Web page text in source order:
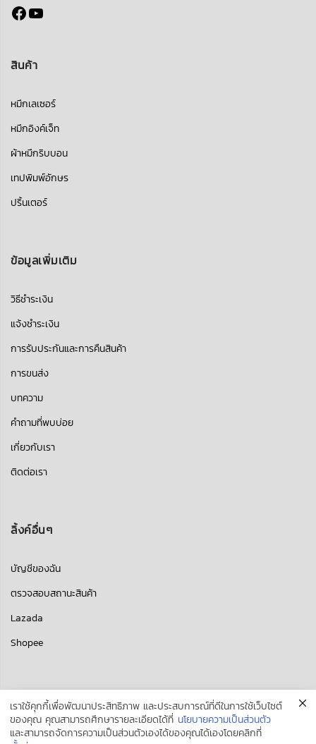
Facebook
YouTube
สินค้า
หมึกเลเซอร์
หมึกอิงค์เจ็ท
ผ้าหมึกริบบอน
เทปพิมพ์อักษร
ปริ้นเตอร์
ข้อมูลเพิ่มเติม
วิธีชำระเงิน
แจ้งชำระเงิน
การรับประกันและการคืนสินค้า
การขนส่ง
บทความ
คำถามที่พบบ่อย
เกี่ยวกับเรา
ติดต่อเรา
ลิ้งค์อื่นๆ
บัญชีของฉัน
ตรวจสอบสถานะสินค้า
Lazada
Shopee
Copyright 2017Fast Tonerall rights reserved. Powered by
เราใช้คุกกี้เพื่อพัฒนาประสิทธิภาพ และประสบการณ์ที่ดีในการใช้เว็บไซต์
ของคุณ คุณสามารถศึกษารายละเอียดได้ที่ นโยบายความเป็นส่วนตัว
และสามารถจัดการความเป็นส่วนตัวเองได้ของคุณได้เองโดยคลิกที่